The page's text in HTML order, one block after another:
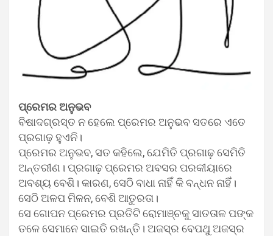
ପ୍ରେମର ଅନୁଭବ
ବିଷାଦଗ୍ରସ୍ତ ନ ହେଲେ ପ୍ରେମର ଅନୁଭବ ସତରେ ଏତେ
ପ୍ରଗାଢ଼ ହୁଏନି।
ପ୍ରେମର ଅନୁଭବ, ସତ କହିଲେ, ଯେମିତି ପ୍ରଗାଢ଼ ସେମିତି
ଅନ୍ତରୀଣ। ପ୍ରଗାଢ଼ ପ୍ରେମର ଅବସର ପରକୀୟାରେ
ଅବଶ୍ୟ ବେଶି। କାରଣ, ସେଠି ବାଧା ନାହିଁ କି ବନ୍ଧନ ନାହିଁ।
ସେଠି ଅଳପ ମିଳନ, ବେଶି ଆତୁରତା।
ସେ ଗୋପନ ପ୍ରେମର ପ୍ରତିଟି ରୋମାଞ୍ଚକୁ ସାତତାଳ ପଙ୍କ
ତଳେ ସେମାନେ ସାଇତି ରଖନ୍ତି। ଅଜସ୍ର ବେପଥୁ ଅଜସ୍ର